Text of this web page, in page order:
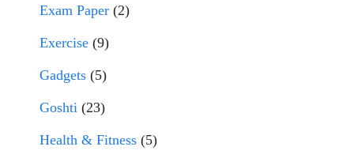
Exam Paper (2)
Exercise (9)
Gadgets (5)
Goshti (23)
Health & Fitness (5)